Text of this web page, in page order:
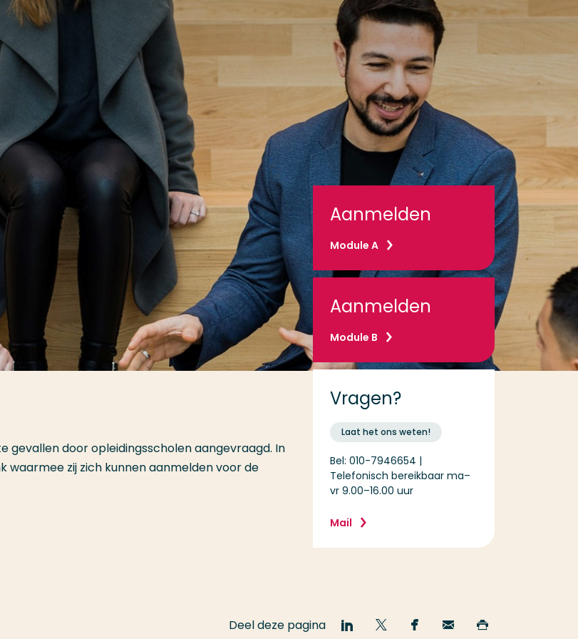
Aanmelden
Module A
Aanmelden
Module B
Vragen?
Laat het ons weten!
Bel: 010-7946654 |
Telefonisch bereikbaar ma–
vr 9.00–16.00 uur
Mail
door opleidingsscholen aangevraagd. In
zij zich kunnen aanmelden voor de
Deel deze pagina
Deel
Deel
Deel
Email